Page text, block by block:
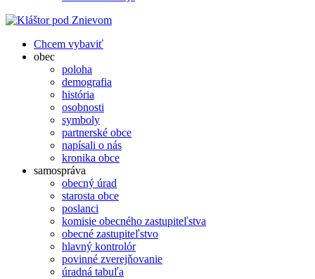
Chcem vybaviť
obec
poloha
demografia
história
osobnosti
symboly
partnerské obce
napísali o nás
kronika obce
samospráva
obecný úrad
starosta obce
poslanci
komisie obecného zastupiteľstva
obecné zastupiteľstvo
hlavný kontrolór
povinné zverejňovanie
úradná tabuľa